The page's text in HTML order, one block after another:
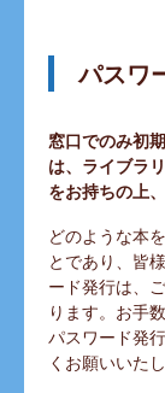
パスワ
窓口でのみ初
は、ライブラ
をお持ちの上
どのような本
とであり、皆
ード発行は、
ります。お手
パスワード発
くお願いいたし